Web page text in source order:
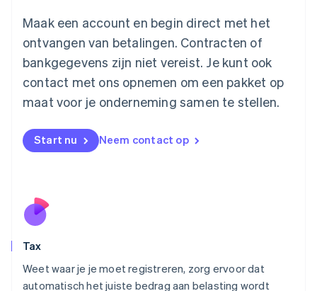
Maak een account en begin direct met het
ontvangen van betalingen. Contracten of
bankgegevens zijn niet vereist. Je kunt ook
contact met ons opnemen om een pakket op
maat voor je onderneming samen te stellen.
Start nu Neem contact op
Tax
Weet waar je je moet registreren, zorg ervoor dat
automatisch het juiste bedrag aan belasting wordt
Luxemburg
Maleisië
English简体中文
Malta
English
Mexico
Nederland
NederlandsEnglish
English
Oostenrijk
English
Portugal